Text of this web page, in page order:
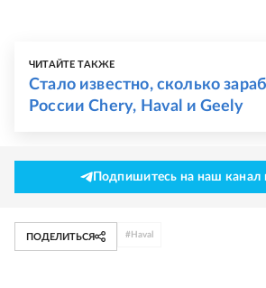
ЧИТАЙТЕ ТАКЖЕ
Стало известно, сколько
России Chery, Haval и Geely
Подпишитесь на наш канал
ПОДЕЛИТЬСЯ # Haval